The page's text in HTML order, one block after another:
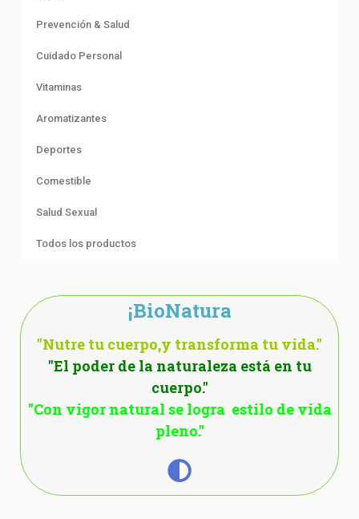
Prevención & Salud
Cuidado Personal
Vitaminas
Aromatizantes
Deportes
Comestible
Salud Sexual
Todos los productos
¡BioNatura
"Nutre tu cuerpo,y transforma tu vida."
"El poder de la naturaleza está en tu
cuerpo."
"Con vigor natural se logra estilo de vida
pleno."